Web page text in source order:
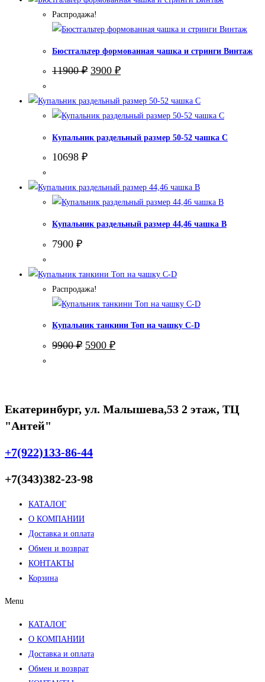
Распродажа!
Бюстгальтер формованная чашка и стринги Винтаж
11900₽ Первоначальная
11900 ₽.
3900 ₽Текущая
Купальник раздельный размер 50-52 чашка С
10698 ₽
Купальник раздельный размер 44,46 чашка В
7900 ₽
Распродажа!
Купальник танкини Топ на чашку С-D
9900₽ Первоначальная
цена
5900 ₽Текущая
цена:
Екатеринбург, ул. Малышева,53 2 этаж, ТЦ
"Антей"
+7(922)133-86-44
+7(343)382-23-98
КАТАЛОГ
О КОМПАНИИ
Доставка и оплата
Обмен и возврат
КОНТАКТЫ
Корзина
Menu
КАТАЛОГ
О КОМПАНИИ
Доставка и оплата
Обмен и возврат